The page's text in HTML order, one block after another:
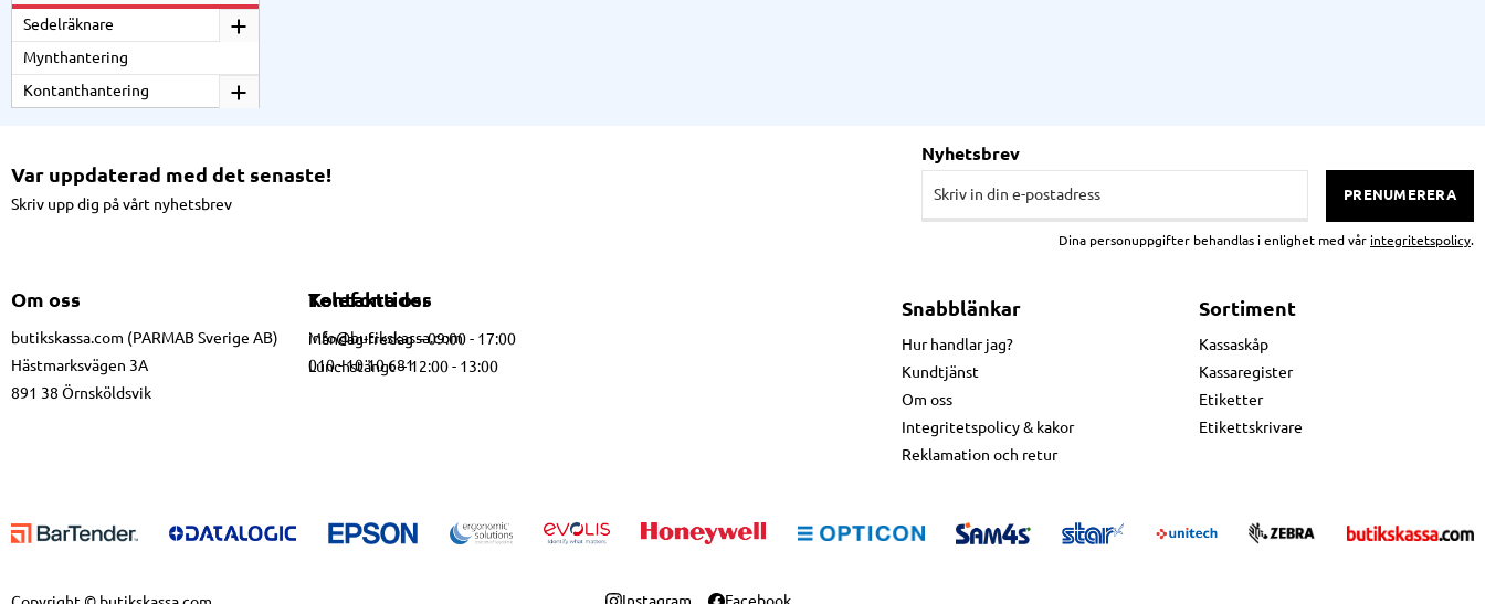
Sedelräknare
Mynthantering
Kontanthantering
Var uppdaterad med det senaste!
Skriv upp dig på vårt nyhetsbrev
Nyhetsbrev
PRENUMERERA
Dina personuppgifter behandlas i enlighet med vår integritetspolicy.
Om oss
butikskassa.com (PARMAB Sverige AB)
Hästmarksvägen 3A
891 38 Örnsköldsvik
Kontakta oss
info@butikskassa.com
010 - 10 10 681
Telefontider
Måndag-fredag – 09:00 - 17:00
Lunchstängt – 12:00 - 13:00
Snabblänkar
Hur handlar jag?
Kundtjänst
Om oss
Integritetspolicy & kakor
Reklamation och retur
Sortiment
Kassaskåp
Kassaregister
Etiketter
Etikettskrivare